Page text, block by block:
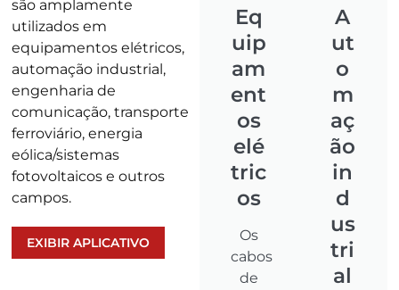
são amplamente
utilizados em
equipamentos elétricos,
automação industrial,
engenharia de
comunicação, transporte
ferroviário, energia
eólica/sistemas
fotovoltaicos e outros
campos.
EXIBIR APLICATIVO
Eq
uip
am
ent
os
elé
tric
os
Os
cabos
de
A
ut
o
m
aç
ão
in
d
us
tri
al